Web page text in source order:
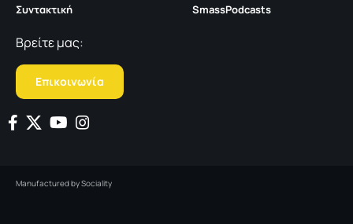
Συντακτική
SmassPodcasts
Βρείτε μας:
Επικοινωνία
Manufactured bySociality